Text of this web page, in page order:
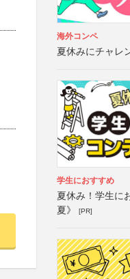
海外コンペ
夏休みにチャレ
学生におすすめ
夏休み！学生に
夏》
[PR]